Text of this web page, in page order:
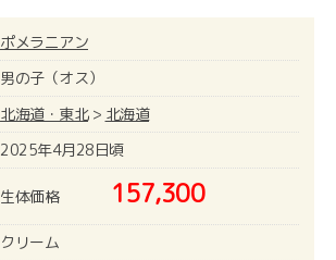
ポメラニアン
男の子（オス）
北海道・東北> 北海道
2025年4月28日頃
生体価格 157,300
クリーム